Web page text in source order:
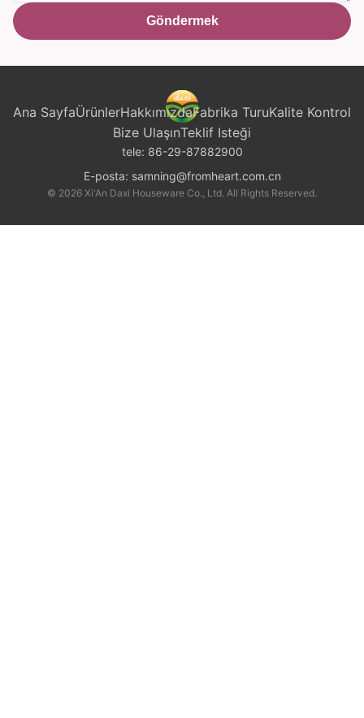
Göndermek
Ana SayfaÜrünlerHakkımızdaFabrika TuruKalite Kontrol
Bize UlaşınTeklif Isteği
tele: 86-29-87882900
E-posta: samning@fromheart.com.cn
© 2026 Xi'An Daxi Houseware Co., Ltd. All Rights Reserved.